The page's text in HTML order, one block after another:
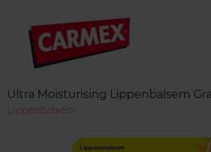
Ultra Moisturising Lippenbalsem
Lippenbalsem